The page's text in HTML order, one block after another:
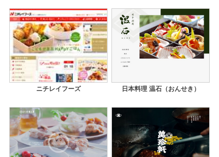
ニチレイフーズ 日本料理 温石（おんせき）